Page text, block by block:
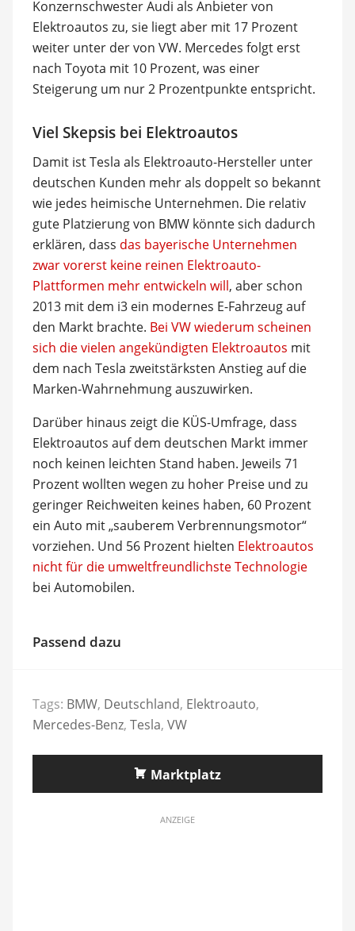
Konzernschwester Audi als Anbieter von
Elektroautos zu, sie liegt aber mit 17 Prozent
weiter unter der von VW. Mercedes folgt erst
nach Toyota mit 10 Prozent, was einer
Steigerung um nur 2 Prozentpunkte entspricht.
Viel Skepsis bei Elektroautos
Damit ist Tesla als Elektroauto-Hersteller unter
deutschen Kunden mehr als doppelt so bekannt
wie jedes heimische Unternehmen. Die relativ
gute Platzierung von BMW könnte sich dadurch
erklären, dass das bayerische Unternehmen
zwar vorerst keine reinen Elektroauto-
Plattformen mehr entwickeln will, aber schon
2013 mit dem i3 ein modernes E-Fahrzeug auf
den Markt brachte. Bei VW wiederum scheinen
sich die vielen angekündigten Elektroautos mit
dem nach Tesla zweitstärksten Anstieg auf die
Marken-Wahrnehmung auszuwirken.
Darüber hinaus zeigt die KÜS-Umfrage, dass
Elektroautos auf dem deutschen Markt immer
noch keinen leichten Stand haben. Jeweils 71
Prozent wollten wegen zu hoher Preise und zu
geringer Reichweiten keines haben, 60 Prozent
ein Auto mit „sauberem Verbrennungsmotor“
vorziehen. Und 56 Prozent hielten Elektroautos
nicht für die umweltfreundlichste Technologie
bei Automobilen.
Passend dazu
Tags: BMW, Deutschland, Elektroauto,
Mercedes-Benz, Tesla, VW
Marktplatz
ANZEIGE